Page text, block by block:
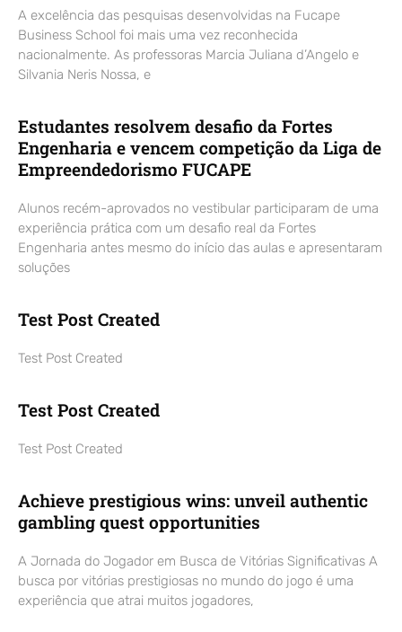
A excelência das pesquisas desenvolvidas na Fucape
Business School foi mais uma vez reconhecida
nacionalmente. As professoras Marcia Juliana d’Angelo e
Silvania Neris Nossa, e
Estudantes resolvem desafio da Fortes
Engenharia e vencem competição da Liga de
Empreendedorismo FUCAPE
Alunos recém-aprovados no vestibular participaram de uma
experiência prática com um desafio real da Fortes
Engenharia antes mesmo do início das aulas e apresentaram
soluções
Test Post Created
Test Post Created
Test Post Created
Test Post Created
Achieve prestigious wins: unveil authentic
gambling quest opportunities
A Jornada do Jogador em Busca de Vitórias Significativas A
busca por vitórias prestigiosas no mundo do jogo é uma
experiência que atrai muitos jogadores,